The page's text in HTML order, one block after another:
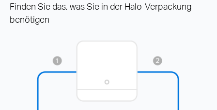
Finden Sie das, was Sie in der Halo-Verpackung
benötigen